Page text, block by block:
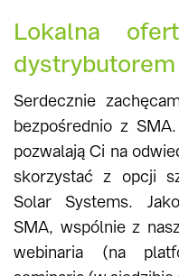
Lokalna
dystrybutorem
Serdecznie
bezpośrednio z
pozwalają Ci na
skorzystać z opcji
Solar Systems.
SMA, wspólnie z
webinaria (na